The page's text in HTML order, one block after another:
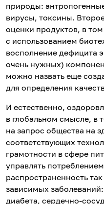
природы:
вирусы, токсины.
оценки продуктов, в
с использованием
восполнение дефицита
очень нужных)
можно назвать еще
для определения
И естественно,
в глобальном смысле, в
на запрос общества на
соответствующих
грамотности в сфере
управлять
распространенность
зависимых
диабета, сердечно-